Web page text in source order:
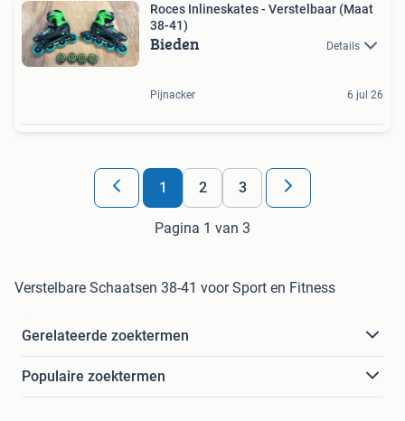
Roces Inlineskates - Verstelbaar (Maat
38-41)
Bieden Details
Pijnacker 6 jul 26
1 2 3
Pagina 1 van 3
Verstelbare Schaatsen 38-41 voor Sport en Fitness
Gerelateerde zoektermen
Populaire zoektermen